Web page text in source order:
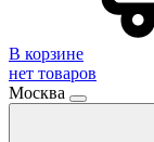
В корзине
нет товаров
Москва